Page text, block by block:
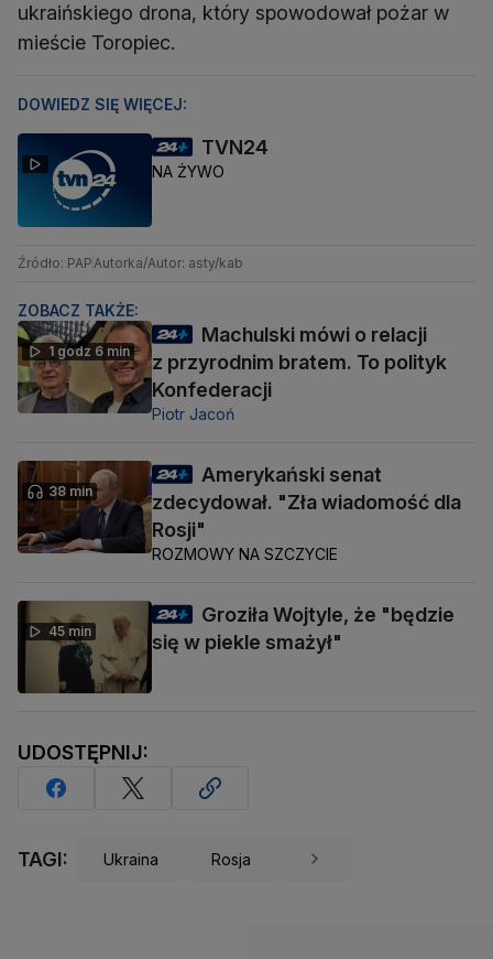
ukraińskiego drona, który spowodował pożar w
mieście Toropiec.
DOWIEDZ SIĘ WIĘCEJ:
TVN24
NA ŻYWO
Źródło: PAP Autorka/Autor: asty/kab
ZOBACZ TAKŻE:
1 godz 6 min
Machulski mówi o relacji
z przyrodnim bratem. To polityk
Konfederacji
Piotr Jacoń
38 min
Amerykański senat
zdecydował. "Zła wiadomość dla
Rosji"
ROZMOWY NA SZCZYCIE
45 min
Groziła Wojtyle, że "będzie
się w piekle smażył"
UDOSTĘPNIJ:
TAGI: Ukraina Rosja